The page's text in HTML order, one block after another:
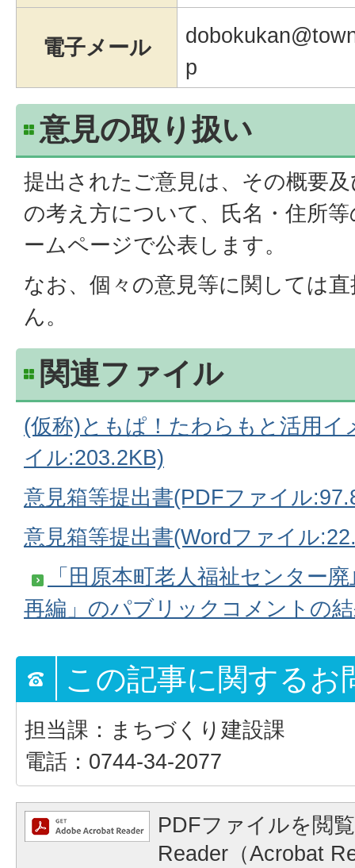
電子メール
p
意見の取り扱い
提出されたご意見は、その概要
の考え方について、氏名・住所
ームページで公表します。
なお、個々の意見等に関しては
ん。
関連ファイル
(仮称)ともぱ！たわらもと活用イ
イル:203.2KB)
意見箱等提出書(PDFファイル
意見箱等提出書(Wordファイル
「田原本町老人福祉センター
再編」のパブリックコメントの
この記事に関するお
担当課：まちづくり建設課
電話：0744-34-2077
PDFファイルを閲
Reader（Acrobat